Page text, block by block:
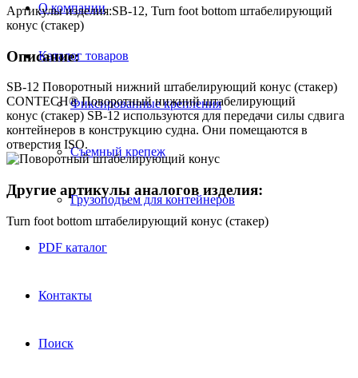
О компании
Каталог товаров
Фиксированные крепления
Съемный крепеж
Грузоподъем для контейнеров
PDF каталог
Контакты
Поиск
Артикулы изделия:SB-12, Turn foot bottom штабелирующий
конус (стакер)
Описание:
SB-12 Поворотный нижний штабелирующий конус (стакер)
CONTECH® Поворотный нижний штабелирующий
конус (стакер) SB-12 используются для передачи силы сдвига
контейнеров в конструкцию судна. Они помещаются в
отверстия ISO.
Другие артикулы аналогов изделия:
Turn foot bottom штабелирующий конус (стакер)